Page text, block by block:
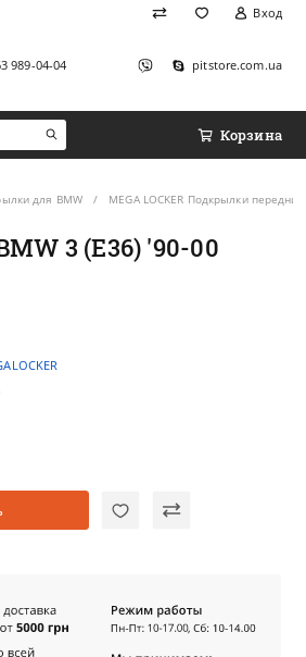
Вход
989-04-04 pitstore.com.ua
Корзина
для BMW MEGA LOCKER Подкрылки
3 (E36) '90-00